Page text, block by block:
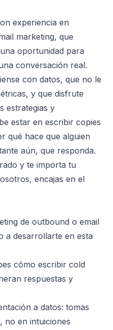
experiencia en
marketing, que
oportunidad para
conversación real.
con datos, que no le
y que disfrute
estrategias y
estar en escribir copies
qué hace que alguien
aún, que responda.
y te importa tu
encajas en el
de outbound o email
a desarrollarte en esta
cómo escribir cold
respuestas y
a datos: tomas
no en intuiciones